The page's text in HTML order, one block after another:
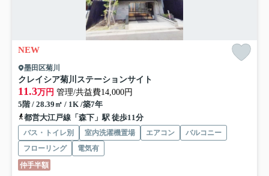
NEW
墨田区菊川
クレイシア菊川ステーションサイト
11.3万円 管理/共益費14,000円
5階 / 28.39㎡ / 1K /築7年
都営大江戸線「森下」駅 徒歩11分
バス・トイレ別 室内洗濯機置場 エアコン
バルコニー
フローリング
電気有
仲手半額